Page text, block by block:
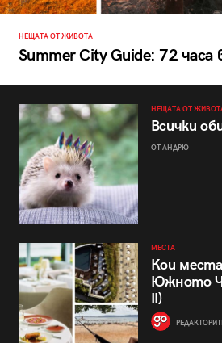
НЕЩАТА ОТ ЖИВОТА
Summer City Guide: 72 часа
НЕЩАТА ОТ
Всички
ОТ АНДРЮ
МЕСТА
Кои
Южното
II)